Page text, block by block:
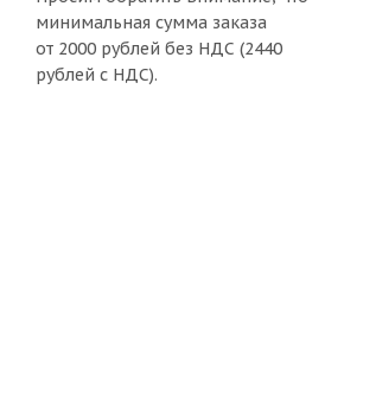
минимальная сумма заказа
от 2000 рублей без НДС (2440
рублей с НДС).